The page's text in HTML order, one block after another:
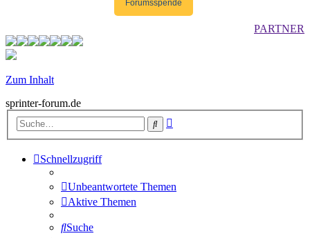
Forumsspende
PARTNER
Zum Inhalt
sprinter-forum.de
Suche
Schnellzugriff
Unbeantwortete Themen
Aktive Themen
Suche